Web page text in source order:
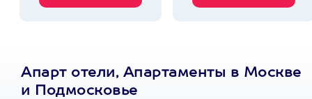
Апарт отели, Апартаменты в Москве
и Подмосковье